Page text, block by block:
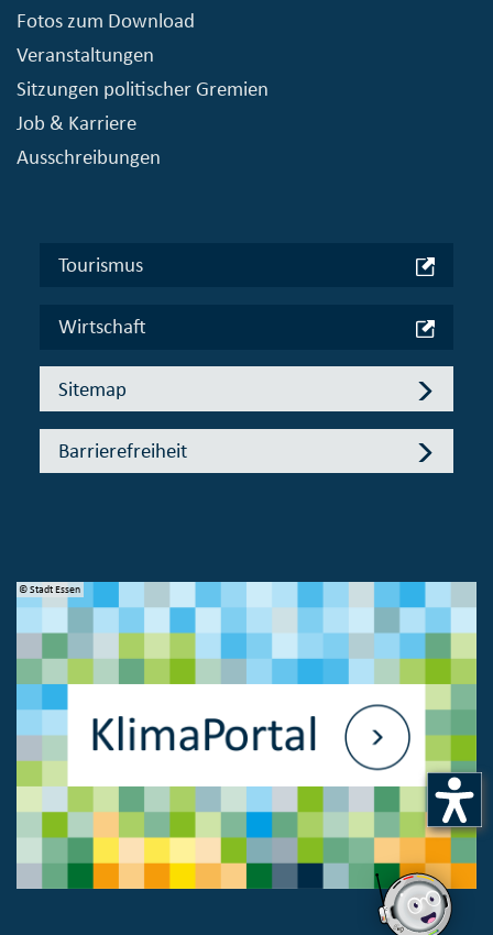
Fotos zum Download
Veranstaltungen
Sitzungen politischer Gremien
Job & Karriere
Ausschreibungen
Tourismus
Wirtschaft
Sitemap
Barrierefreiheit
© Stadt Essen